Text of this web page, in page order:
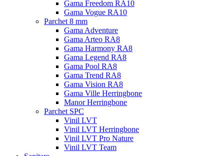
Gama Freedom RA10
Gama Vogue RA10
Parchet 8 mm
Gama Adventure
Gama Arteo RA8
Gama Harmony RA8
Gama Legend RA8
Gama Pool RA8
Gama Trend RA8
Gama Vision RA8
Gama Ville Herringbone
Manor Herringbone
Parchet SPC
Vinil LVT
Vinil LVT Herringbone
Vinil LVT Pro Nature
Vinil LVT Team